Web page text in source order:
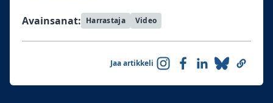
Avainsanat: Harrastaja Video
Jaa artikkeli